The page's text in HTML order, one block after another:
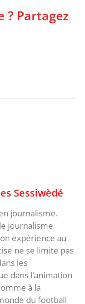
? Partagez
Sessiwèdé
journalisme.
journalisme
expérience au
ne se limite pas
les
dans l’animation
à la
du football